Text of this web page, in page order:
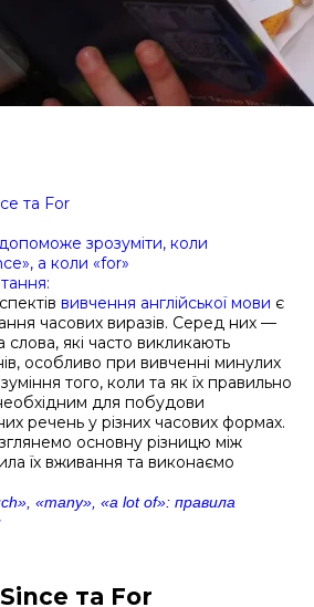
та For
зрозуміти, коли
а коли «for»
вивчення англійської мови є
часових виразів. Серед них —
які часто викликають
особливо при вивченні минулих
того, коли та як їх правильно
для побудови
речень у різних часових формах.
основну різницю між
їх вживання та виконаємо
«many», «a lot of»: правила
та For